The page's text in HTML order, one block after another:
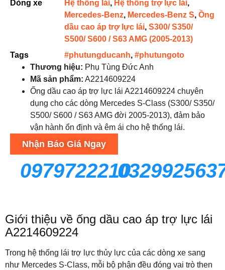
Dòng xe
Hệ thống lái, Hệ thống trợ lực lái,
Mercedes-Benz, Mercedes-Benz S, Ồng
dầu cao áp trợ lực lái, S300/ S350/
S500/ S600 / S63 AMG (2005-2013)
Tags
#phutungducanh, #phutungoto
Thương hiệu: Phụ Tùng Đức Anh
Mã sản phẩm: A2214609224
Ống dầu cao áp trợ lực lái A2214609224 chuyên
dụng cho các dòng Mercedes S-Class (S300/ S350/
S500/ S600 / S63 AMG đời 2005-2013), đảm bảo
vận hành ổn định và êm ái cho hệ thống lái.
Nhận Báo Giá Ngay
0979722210
Giới thiệu về ống dầu cao áp trợ lực lái
A2214609224
Trong hệ thống lái trợ lực thủy lực của các dòng xe sang
như Mercedes S-Class, mỗi bộ phận đều đóng vai trò then